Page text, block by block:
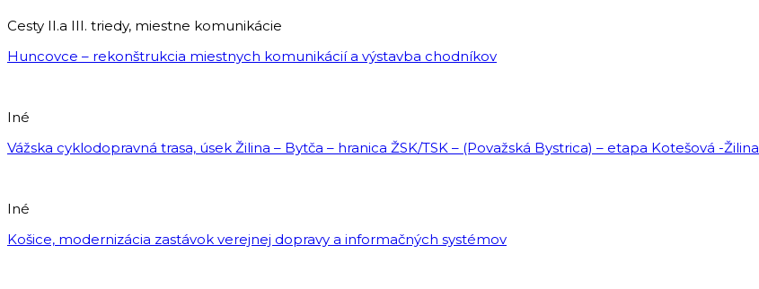
Cesty II.a III. triedy, miestne komunikácie
Huncovce – rekonštrukcia miestnych komunikácií a výstavba chodníkov
Iné
Vážska cyklodopravná trasa, úsek Žilina – Bytča – hranica ŽSK/TSK – (Považská Bystrica) – etapa Kotešová -Žilina
Iné
Košice, modernizácia zastávok verejnej dopravy a informačných systémov